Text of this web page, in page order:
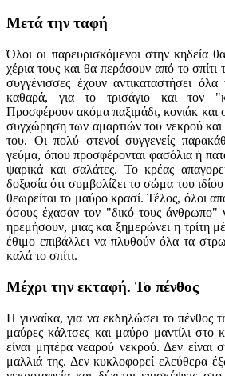
Μετά την ταφή
Όλοι οι παρευρισκόμενοι στην κηδεία
χέρια τους και θα περάσουν από το σπίτι
συγγένισσες έχουν αντικαταστήσει
καθαρά, για το τρισάγιο και τον
Προσφέρουν ακόμα παξιμάδι, κονιάκ και
συγχώρηση των αμαρτιών του νεκρού
του. Οι πολύ στενοί συγγενείς
γεύμα, όπου προσφέρονται φασόλια ή
ψαρικά και σαλάτες. Το κρέας
δοξασία ότι συμβολίζει το σώμα του
θεωρείται το μαύρο κρασί. Τέλος, όλοι
όσους έχασαν τον "δικό τους άνθρωπο"
ηρεμήσουν, μιας και ξημερώνει η τρίτη
έθιμο επιβάλλει να πλυθούν όλα τα
καλά το σπίτι.
Μέχρι την εκταφή. Το πένθος
Η γυναίκα, για να εκδηλώσει το πένθος
μαύρες κάλτσες και μαύρο μαντίλι στο
είναι μητέρα νεαρού νεκρού. Δεν είναι
μαλλιά της. Δεν κυκλοφορεί ελεύθερα